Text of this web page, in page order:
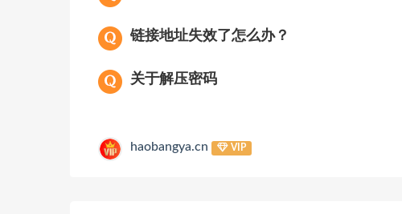
链接地址失效了怎么办？
关于解压密码
haobangya.cn VIP